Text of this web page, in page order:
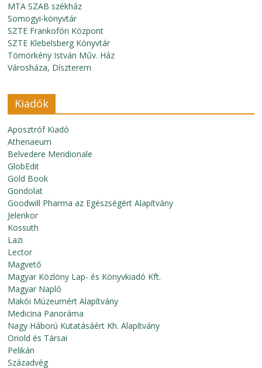
MTA SZAB székház
Somogyi-könyvtár
SZTE Frankofón Központ
SZTE Klebelsberg Könyvtár
Tömörkény István Műv. Ház
Városháza, Díszterem
Kiadók
Aposztróf Kiadó
Athenaeum
Belvedere Meridionale
GlobEdit
Gold Book
Gondolat
Goodwill Pharma az Egészségért Alapítvány
Jelenkor
Kossuth
Lazi
Lector
Magvető
Magyar Közlöny Lap- és Könyvkiadó Kft.
Magyar Napló
Makói Múzeumért Alapítvány
Medicina Panoráma
Nagy Háború Kutatásáért Kh. Alapítvány
Oriold és Társai
Pelikán
Századvég